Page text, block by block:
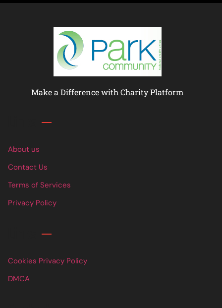
Make a Difference with Charity Platform
About us
Contact Us
Terms of Services
Privacy Policy
Cookies Privacy Policy
DMCA